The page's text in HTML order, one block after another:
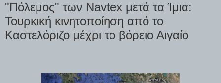
"Πόλεμος" των Navtex μετά τα Ίμια:
Τουρκική κινητοποίηση από το
Καστελόριζο μέχρι το βόρειο Αιγαίο